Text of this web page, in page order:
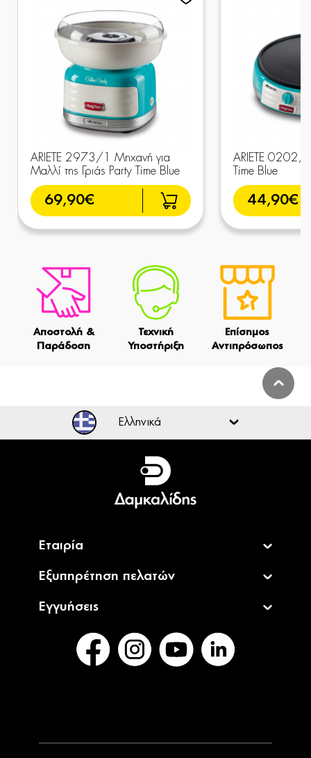
ARIETE 2973/1 Μηχανή για
Μαλλί της Γριάς Party Time Blue
69,90€
ARIETE 0202/
Time Blue
44,90€
Αποστολή &
Παράδοση
Τεχνική
Υποστήριξη
Επίσημος
Αντιπρόσωπος
Ελληνικά
Ελληνικά
English
Εταιρία
Εξυπηρέτηση πελατών
Εγγυήσεις